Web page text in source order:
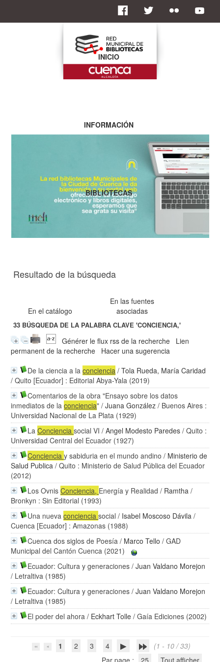
Resultado de la búsqueda
En el catálogo
En las fuentes
asociadas
33 BÚSQUEDA DE LA PALABRA CLAVE'CONCIENCIA,'
Générer le flux rss de la recherche
Lien
permanent de la recherche
Hacer una sugerencia
De la ciencia a laconciencia /Tola Rueda, María Caridad
/ Quito [Ecuador] : Editorial Abya-Yala (2019)
Comentarios de la obra "Ensayo sobre los datos
inmediatos de laconciencia" /Juana González / Buenos Aires :
Universidad Nacional de La Plata (1929)
LaConcienciasocial VI /Angel Modesto Paredes / Quito :
Universidad Central del Ecuador (1927)
Concienciay sabiduria en el mundo andino / Ministerio de
Salud Publica / Quito : Ministerio de Salud Pública del Ecuador
(2012)
Los OvnisConciencia, Energía y Realidad / Ramtha /
Bronkyn : Sin Editorial (1993)
Una nuevaconcienciasocial / Isabel Moscoso Dávila /
Cuenca [Ecuador] : Amazonas (1988)
Cuenca dos siglos de Poesía / Marco Tello / GAD
Municipal del Cantón Cuenca (2021)
Ecuador: Cultura y generaciones /Juan Valdano Morejon
/ Letraltiva (1985)
Ecuador: Cultura y generaciones /Juan Valdano Morejon
/ Letraltiva (1985)
El poder del ahora / Eckhart Tolle / Gaía Ediciones (2002)
1 2 3 4
(1 - 10 / 33)
Par page :
25 Tout afficher
INICIO
INFORMACIÓN
BIBLIOTECAS